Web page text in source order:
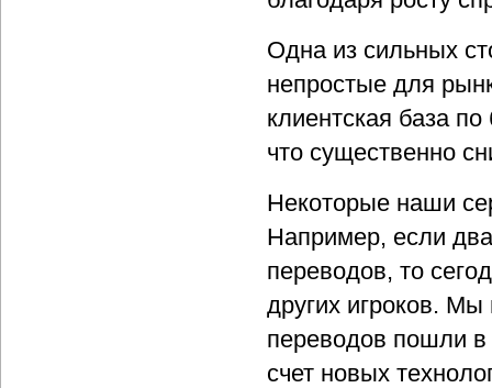
Одна из сильных
непростые для
клиентская база
что существенно
Некоторые наши
Например, если
переводов, то
других игроков.
переводов пошли в
счет новых